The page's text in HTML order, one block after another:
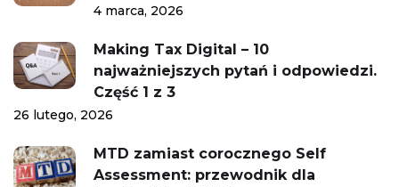
4 marca, 2026
Making Tax Digital – 10
najważniejszych pytań i odpowiedzi.
Część 1 z 3
26 lutego, 2026
MTD zamiast corocznego Self
Assessment: przewodnik dla